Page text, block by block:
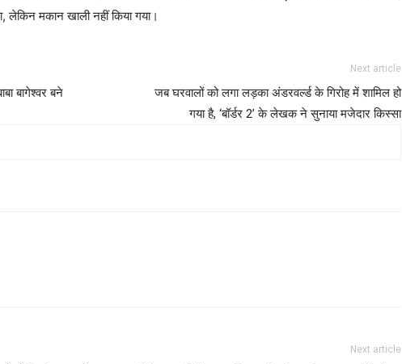
मकान खाली नहीं किया गया।
बागेश्वर बने
Next article
जब घरवालों को लगा लड़का अंडरवर्ल्ड के गिरोह में शामिल हो
गया है, ‘बॉर्डर 2’ के लेखक ने सुनाया मजेदार किस्सा
Next article